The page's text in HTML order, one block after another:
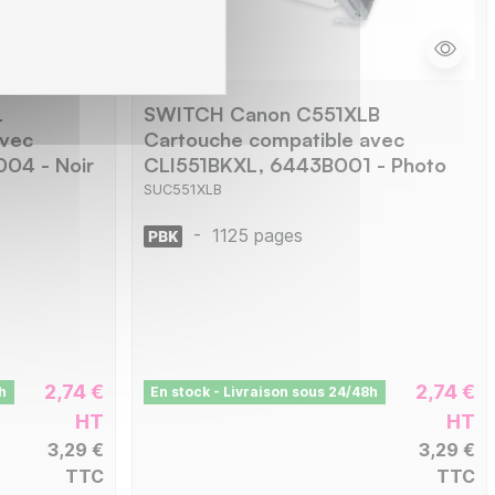
- Noir
2,74 €
HT
3,29 €
TTC
SWITCH Canon C551XLB
Cartouche compatible avec
CLI551BKXL, 6443B001 - Photo
Noir
SUC551XLB
- 1125 pages
En stock - Livraison sous 24/48h
2,74 €
HT
3,29 €
TTC